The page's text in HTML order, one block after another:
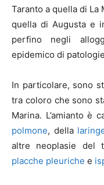
Taranto a quella di La
quella di Augusta e
perfino negli
epidemico di
In particolare, sono
tra coloro che sono
Marina. L’amianto è
polmone, della
altre neoplasie del
placche pleuriche e